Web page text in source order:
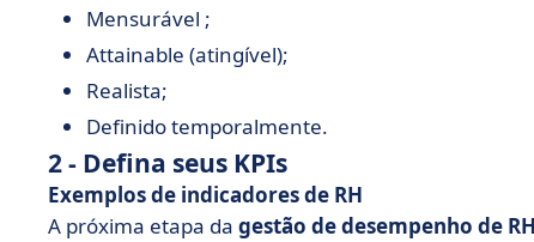
Mensurável ;
Attainable (atingível);
Realista;
Definido temporalmente.
2 - Defina seus KPIs
Exemplos de indicadores de RH
A próxima etapa da gestão de desempenho de RH